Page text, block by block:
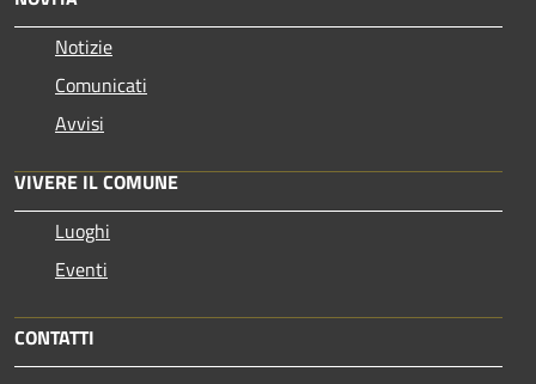
Notizie
Comunicati
Avvisi
VIVERE IL COMUNE
Luoghi
Eventi
CONTATTI